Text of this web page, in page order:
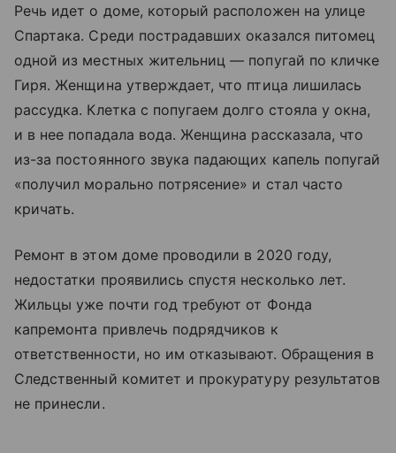
Речь идет о доме, который расположен на улице
Спартака. Среди пострадавших оказался питомец
одной из местных жительниц — попугай по кличке
Гиря. Женщина утверждает, что птица лишилась
рассудка. Клетка с попугаем долго стояла у окна,
и в нее попадала вода. Женщина рассказала, что
из-за постоянного звука падающих капель попугай
«получил морально потрясение» и стал часто
кричать.
Ремонт в этом доме проводили в 2020 году,
недостатки проявились спустя несколько лет.
Жильцы уже почти год требуют от Фонда
капремонта привлечь подрядчиков к
ответственности, но им отказывают. Обращения в
Следственный комитет и прокуратуру результатов
не принесли.